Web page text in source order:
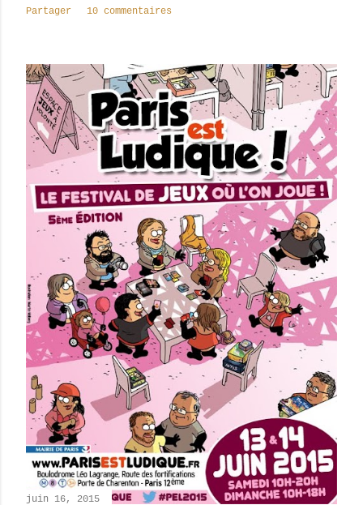
Partager 10 commentaires
juin 16, 2015